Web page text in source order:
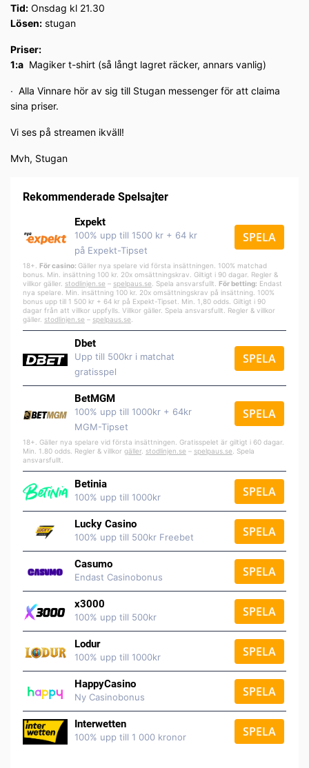
Tid: Onsdag kl 21.30
Lösen: stugan
Priser:
1:a Magiker t-shirt (så långt lagret räcker, annars vanlig)
∙ Alla Vinnare hör av sig till Stugan messenger för att claima
sina priser.
Vi ses på streamen ikväll!
Mvh, Stugan
Rekommenderade Spelsajter
Expekt
100% upp till 1500 kr + 64 kr
på Expekt-Tipset
SPELA
18+. För casino: Gäller nya spelare vid första insättningen. 100% matchad
bonus. Min. insättning 100 kr. 20x omsättningskrav. Giltigt i 90 dagar. Regler &
villkor gäller. stodlinjen.se – spelpaus.se . Spela ansvarsfullt. För betting: Endast
nya spelare. Min. insättning 100 kr. 20x omsättningskrav på insättning. 100%
bonus upp till 1 500 kr + 64 kr på Expekt-Tipset. Min. 1,80 odds. Giltigt i 90
dagar från att villkor uppfylls. Villkor gäller. Spela ansvarsfullt. Regler & villkor
gäller. stodlinjen.se – spelpaus.se
Dbet
Upp till 500kr i matchat
gratisspel
SPELA
BetMGM
100% upp till 1000kr + 64kr
MGM-Tipset
SPELA
18+. Gäller nya spelare vid första insättningen. Gratisspelet är giltigt i 60 dagar.
Min. 1.80 odds. Regler & villkor gäller stodlinjen.se – spelpaus.se . Spela
ansvarsfullt.
Betinia
100% upp till 1000kr SPELA
Lucky Casino
100% upp till 500kr Freebet SPELA
Casumo
Endast Casinobonus SPELA
x3000
100% upp till 500kr SPELA
Lodur
100% upp till 1000kr SPELA
HappyCasino
Ny Casinobonus SPELA
Interwetten
100% upp till 1 000 kronor SPELA